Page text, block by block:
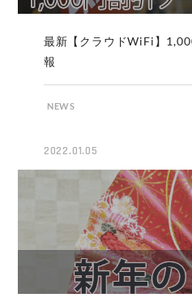
最新【クラウドWiFi】
報
NEWS
2022.01.05